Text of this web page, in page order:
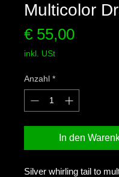
Multicolor
€ 55,00Preis
inkl. USt
Anzahl *
In den
Silver whirling tail to